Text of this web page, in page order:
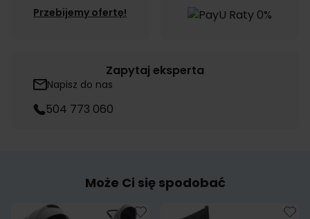
Przebijemy ofertę!
Zapytaj eksperta
Napisz do nas
504 773 060
Może Ci się spodobać